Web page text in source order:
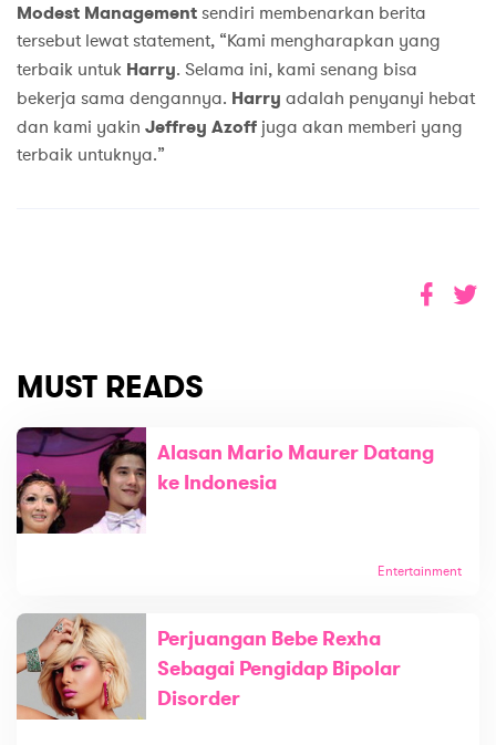
Modest Managementsendiri membenarkan berita
tersebut lewat statement, “Kami mengharapkan yang
terbaik untuk Harry. Selama ini, kami senang bisa
bekerja sama dengannya. Harry adalah penyanyi hebat
dan kami yakin Jeffrey Azoff juga akan memberi yang
terbaik untuknya.”
MUST READS
Alasan Mario Maurer Datang
ke Indonesia
Entertainment
Perjuangan Bebe Rexha
Sebagai Pengidap Bipolar
Disorder